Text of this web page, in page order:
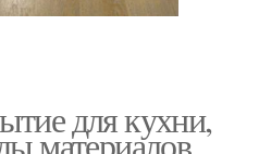
для кухни,
материалов